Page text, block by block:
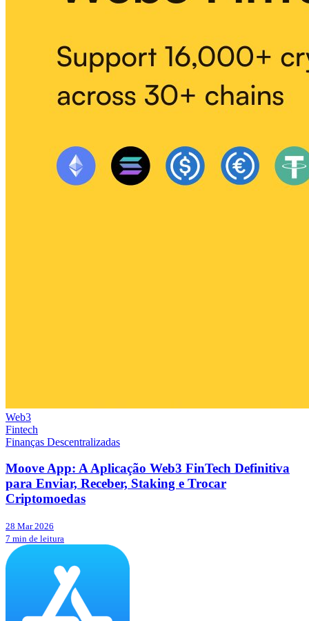
Web3
Fintech
Finanças Descentralizadas
Moove App: A Aplicação Web3 FinTech Definitiva
para Enviar, Receber, Staking e Trocar
Criptomoedas
28 Mar 2026
7 min de leitura